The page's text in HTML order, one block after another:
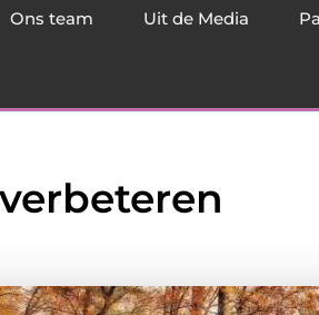
Ons team Uit de Media